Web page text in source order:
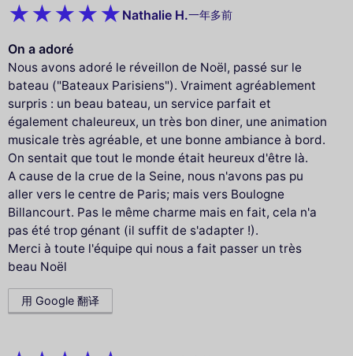
Nathalie H.一年多前
On a adoré
Nous avons adoré le réveillon de Noël, passé sur le
bateau ("Bateaux Parisiens"). Vraiment agréablement
surpris : un beau bateau, un service parfait et
également chaleureux, un très bon diner, une animation
musicale très agréable, et une bonne ambiance à bord.
On sentait que tout le monde était heureux d'être là.
A cause de la crue de la Seine, nous n'avons pas pu
aller vers le centre de Paris; mais vers Boulogne
Billancourt. Pas le même charme mais en fait, cela n'a
pas été trop génant (il suffit de s'adapter !).
Merci à toute l'équipe qui nous a fait passer un très
beau Noël
用 Google 翻译